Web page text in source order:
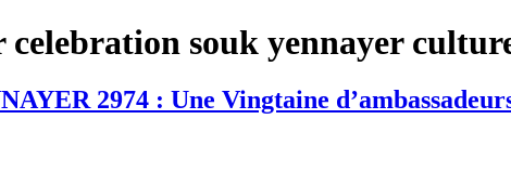
celebration souk yennayer
2974 : Une Vingtaine